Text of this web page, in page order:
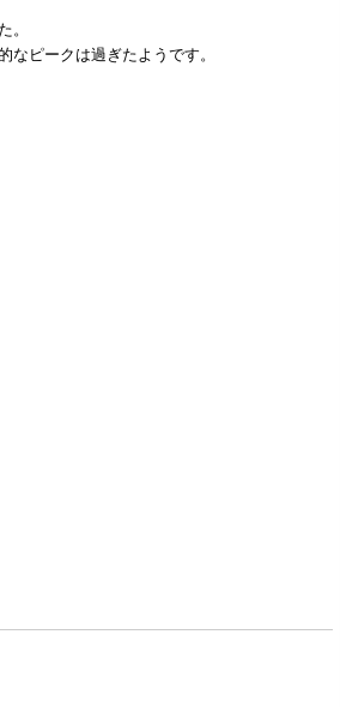
。
なピークは過ぎたようです。